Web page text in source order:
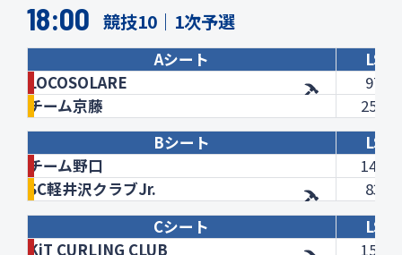
18:00 競技10｜1次予選
Aシート
LSD
LOCOSOLARE
97.5
チーム京藤
251.2
Bシート
LSD
チーム野口
141.8
SC軽井沢クラブJr.
83.6
Cシート
LSD
KiT CURLING CLUB
154.7